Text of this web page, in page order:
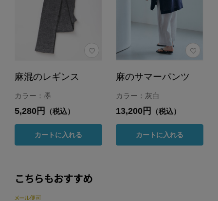
麻混のレギンス
カラー：墨
5,280円 （税込）
カートに入れる
麻のサマーパンツ
カラー：灰白
13,200円 （税込）
カートに入れる
こちらもおすすめ